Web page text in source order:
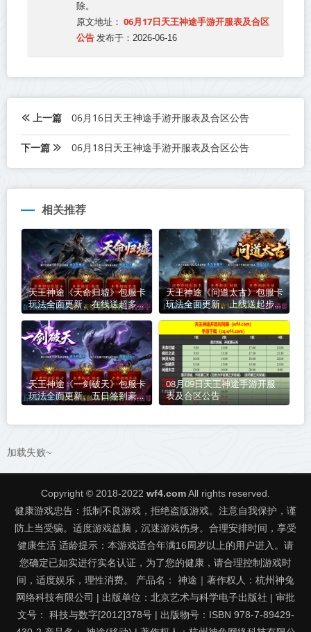
除。
原文地址： 06月17日天王神途手游开服表及合区
公告 发布于：2026-06-16
上一篇 06月16日天王神途手游开服表及合区公告
下一篇 06月18日天王神途手游开服表及合区公告
相关推荐
天王神途《天命归墟》包服卡
玩法全面更新、在线送超多福
利、散人天堂、超多特效、超
高爆率（剑魂洗练特色玩法邀
你来战）
天王神途《问道太古》包服卡
玩法全面更新、上线送起步路
费、一切靠打、超多玩法、草
根消费（成长神器特色玩法邀
你来战）
天王神途《一剑破天》包服卡
玩法全面更新、五日签到豪
礼、在线领福利、会员免费
08月09日天王神途手游开服
表及合区公告
加载失败~
Copyright © 2018-2022 wf4.comAll rights reserved.
健康游戏忠告：抵制不良游戏，拒绝盗版游戏。注意自我保护，谨
防上当受骗。适度游戏益脑，沉迷游戏伤身。合理安排时间，享受
健康生活 适龄提示：本游戏适合年满16周岁以上的用户进入。请
您确定已如实进行实名认证，为了您的健康，请合理控制游戏时
间，适度娱乐，理性消费。 产品名： 神途｜著作权人：杭州神兔
网络科技有限公司 | 出版单位：北京艺术与科学电子出版社 | 审批
文号： 科技与数字[2012]378号 | 出版物号：ISBN 978-7-89429-